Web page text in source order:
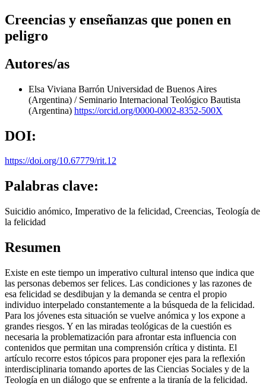
Creencias y enseñanzas que ponen en
peligro
Autores/as
Elsa Viviana Barrón Universidad de Buenos Aires
(Argentina) / Seminario Internacional Teológico Bautista
(Argentina) https://orcid.org/0000-0002-8352-500X
DOI:
https://doi.org/10.67779/rit.12
Palabras clave:
Suicidio anómico, Imperativo de la felicidad, Creencias, Teología de
la felicidad
Resumen
Existe en este tiempo un imperativo cultural intenso que indica que
las personas debemos ser felices. Las condiciones y las razones de
esa felicidad se desdibujan y la demanda se centra el propio
individuo interpelado constantemente a la búsqueda de la felicidad.
Para los jóvenes esta situación se vuelve anómica y los expone a
grandes riesgos. Y en las miradas teológicas de la cuestión es
necesaria la problematización para afrontar esta influencia con
contenidos que permitan una comprensión crítica y distinta. El
artículo recorre estos tópicos para proponer ejes para la reflexión
interdisciplinaria tomando aportes de las Ciencias Sociales y de la
Teología en un diálogo que se enfrente a la tiranía de la felicidad.